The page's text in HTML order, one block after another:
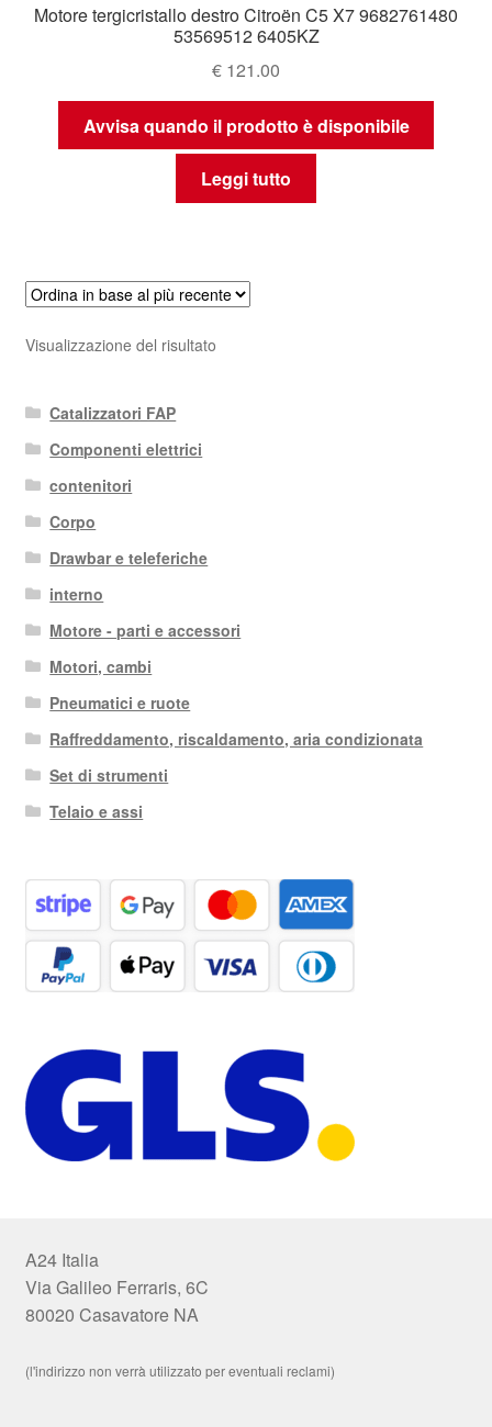
Motore tergicristallo destro Citroën C5 X7 9682761480
53569512 6405KZ
€ 121.00
Avvisa quando il prodotto è disponibile
Leggi tutto
Visualizzazione del risultato
Catalizzatori FAP
Componenti elettrici
contenitori
Corpo
Drawbar e teleferiche
interno
Motore - parti e accessori
Motori, cambi
Pneumatici e ruote
Raffreddamento, riscaldamento, aria condizionata
Set di strumenti
Telaio e assi
A24 Italia
Via Galileo Ferraris, 6C
80020 Casavatore NA
(l'indirizzo non verrà utilizzato per eventuali reclami)